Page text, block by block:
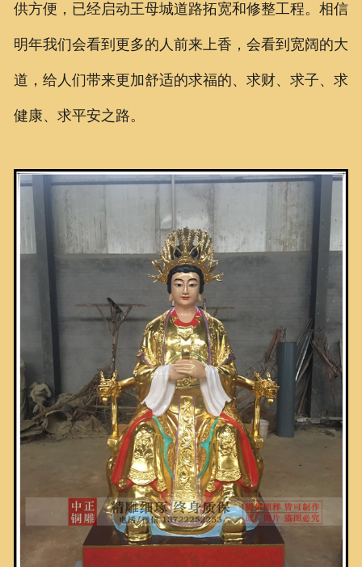
供方便，已经启动王母城道路拓宽和修整工程。相信
明年我们会看到更多的人前来上香，会看到宽阔的大
道，给人们带来更加舒适的求福的、求财、求子、求
健康、求平安之路。